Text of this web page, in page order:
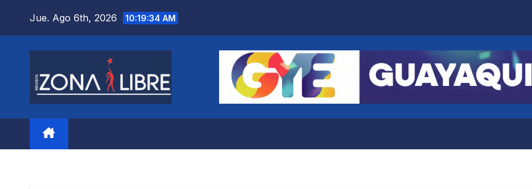
Jue. Ago 6th, 2026 10:19:35 AM